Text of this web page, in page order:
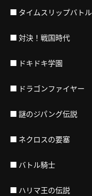
■ タイムスリップバトル
■ 対決！戦国時代
■ ドキドキ学園
■ ドラゴンファイヤー
■ 謎のジパング伝説
■ ネクロスの要塞
■ バトル騎士
■ ハリマ王の伝説